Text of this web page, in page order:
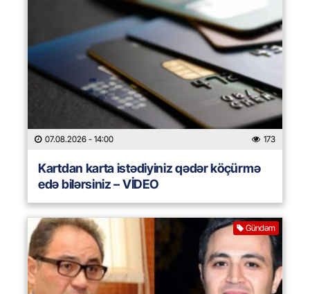
07.08.2026 - 14:00 173
Kartdan karta istədiyiniz qədər köçürmə
edə bilərsiniz – VİDEO
Gündəm